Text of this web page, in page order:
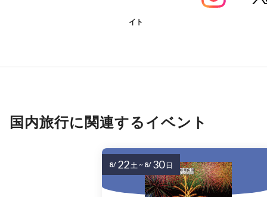
イト
国内旅行に関連するイベント
8/ 22土~ 8/ 30 日